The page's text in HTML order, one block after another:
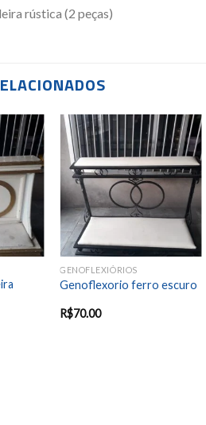
rústica (2 peças)
Add to
wishlist
Add to
wishlist
GENOFLEXIÓRIOS
Genoflexorio ferro escuro
R$70.00